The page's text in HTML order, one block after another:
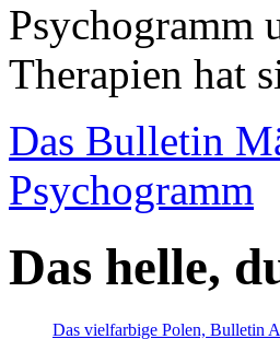
Psychogramm
Therapien hat
Das Bulletin
Psychogramm
Das helle,
Das vielfarbige Polen, Bulletin